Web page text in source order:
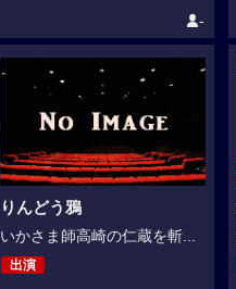
-
りんどう鴉
いかさま師高崎の仁蔵を斬...
出演